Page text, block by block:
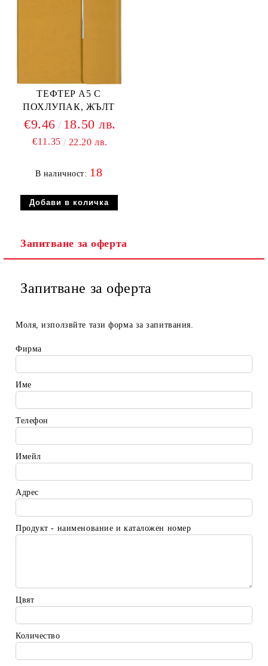
ТЕФТЕР А5 С
ПОХЛУПАК, ЖЪЛТ
€9.46 18.50 лв.
€11.35 22.20 лв.
В наличност: 18
Запитване за оферта
Запитване за оферта
Моля, използвйте тази форма за запитвания.
Фирма
Име
Телефон
Имейл
Адрес
Продукт - наименование и каталожен номер
Цвят
Количество